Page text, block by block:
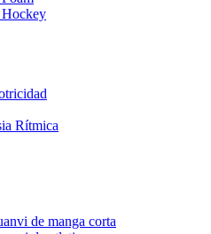
Rítmica
de manga corta